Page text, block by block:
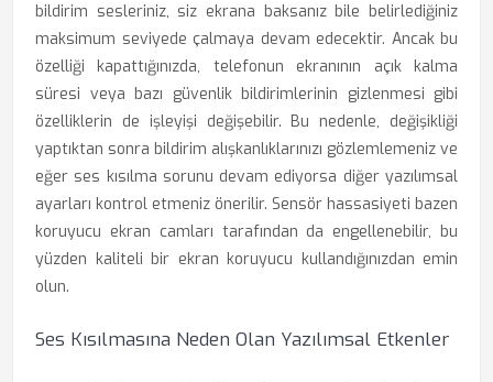
bildirim sesleriniz, siz ekrana baksanız bile belirlediğiniz
maksimum seviyede çalmaya devam edecektir. Ancak bu
özelliği kapattığınızda, telefonun ekranının açık kalma
süresi veya bazı güvenlik bildirimlerinin gizlenmesi gibi
özelliklerin de işleyişi değişebilir. Bu nedenle, değişikliği
yaptıktan sonra bildirim alışkanlıklarınızı gözlemlemeniz ve
eğer ses kısılma sorunu devam ediyorsa diğer yazılımsal
ayarları kontrol etmeniz önerilir. Sensör hassasiyeti bazen
koruyucu ekran camları tarafından da engellenebilir, bu
yüzden kaliteli bir ekran koruyucu kullandığınızdan emin
olun.
Ses Kısılmasına Neden Olan Yazılımsal Etkenler